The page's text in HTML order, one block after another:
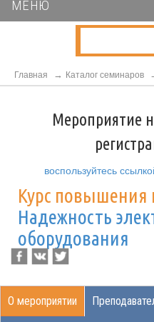
МЕНЮ
Главная Каталог семинаров
Мероприятие
воспользуйтесь
Курс повышения
Надежность
оборудования
О мероприятии